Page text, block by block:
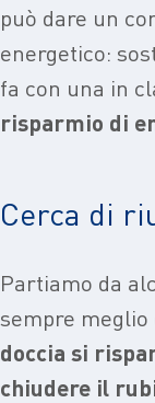
può dare un
energetico:
fa con una in
risparmio di
Cerca di
Partiamo da
sempre meglio
doccia si
chiudere il